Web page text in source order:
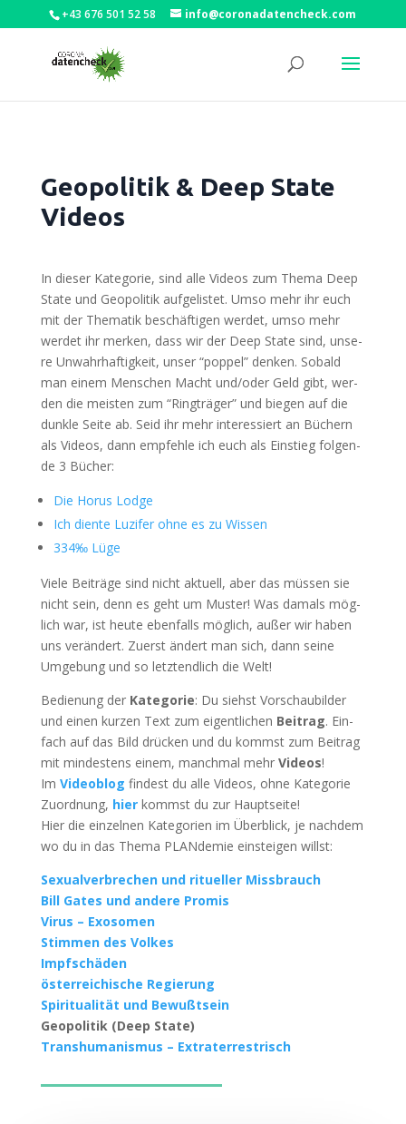
+43 676 501 52 58 info@coronadatencheck.com
Geopolitik & Deep State
Videos
In die­ser Kate­go­rie, sind alle Vide­os zum The­ma Deep
Sta­te und Geo­po­li­tik auf­ge­lis­tet. Umso mehr ihr euch
mit der The­ma­tik beschäf­ti­gen wer­det, umso mehr
wer­det ihr mer­ken, dass wir der Deep Sta­te sind, unse­
re Unwahr­haf­tig­keit, unser “pop­pel” den­ken. Sobald
man einem Men­schen Macht und/oder Geld gibt, wer­
den die meis­ten zum “Ring­trä­ger” und bie­gen auf die
dunk­le Sei­te ab. Seid ihr mehr inter­es­siert an Büchern
als Vide­os, dann emp­feh­le ich euch als Ein­stieg fol­gen­
de 3 Bücher:
Die Horus Lodge
Ich dien­te Luzi­fer ohne es zu Wissen
334‰ Lüge
Vie­le Bei­trä­ge sind nicht aktu­ell, aber das müs­sen sie
nicht sein, denn es geht um Mus­ter! Was damals mög­
lich war, ist heu­te eben­falls mög­lich, außer wir haben
uns ver­än­dert. Zuerst ändert man sich, dann sei­ne
Umge­bung und so letzt­end­lich die Welt!
Bedie­nung der Kate­go­rie: Du siehst Vor­schau­bil­der
und einen kur­zen Text zum eigent­li­chen Bei­trag. Ein­
fach auf das Bild drü­cken und du kommst zum Bei­trag
mit min­des­tens einem, manch­mal mehr Vide­os!
Im Video­blog fin­dest du alle Vide­os, ohne Kate­go­rie
Zuord­nung, hierkommst du zur Hauptseite!
Hier die ein­zel­nen Kate­go­rien im Über­blick, je nach­dem
wo du in das The­ma PLAN­de­mie ein­stei­gen willst:
Sexu­al­ver­bre­chen und ritu­el­ler Missbrauch
Bill Gates und ande­re Promis
Virus – Exosomen
Stim­men des Volkes
Impf­schä­den
öster­rei­chi­sche Regierung
Spi­ri­tua­li­tät und Bewußtsein
Geo­po­li­tik (Deep State)
Trans­hu­ma­nis­mus – Extra­ter­res­trisch